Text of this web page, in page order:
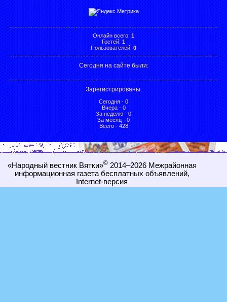
Онлайн всего: 1
Гостей: 1
Пользователей: 0
Сегодня на сайте были:
Зарегистрированы:
Сегодня - 0
Вчера - 0
За неделю - 0
За месяц - 0
Всего - 428
«Народный вестник Вятки»©2014–2026 Межрайонная
информационная газета бесплатных объявлений,
Internet-версия